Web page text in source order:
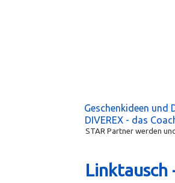
Geschenkideen und
DIVEREX - das
STAR Partner werden
Linktausch